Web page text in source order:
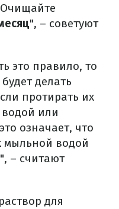
", – советуют
это правило, то
делать
протирать их
водой или
означает, что
мыльной водой
– считают
для